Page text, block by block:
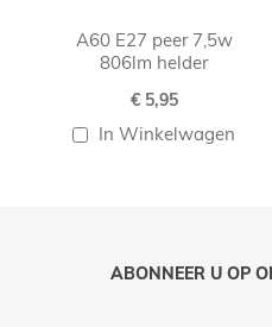
A60 E27 peer 7,5w
806lm helder
€ 5,95
In Winkelwagen
ABONNEER U OP